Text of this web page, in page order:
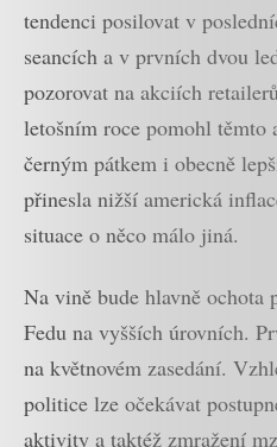
tendenci posilovat v
seancích a v prvních dvou
pozorovat na akciích
letošním roce pomohl těmto
černým pátkem i obecně
přinesla nižší americká
situace o něco málo jiná.
Na vině bude hlavně ochota
Fedu na vyšších úrovních.
na květnovém zasedání.
politice lze očekávat
aktivity a taktéž zmražení